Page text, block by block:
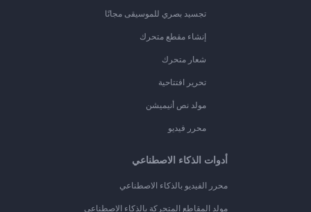
تجسيد بصري للموسيقى مجانًا
إنشاء مقطع متحرك
شعار متحرك
تحرير افتتاحية
مولد نص أنيميشن
محرر فيديو
أدوات الذكاء الاصطناعي
محرر الفيديو بالذكاء الاصطناعي
مولد المقاطع المتحركة بالذكاء الاصطناعي